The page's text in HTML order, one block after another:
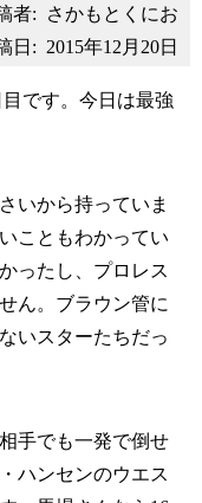
者: さかもとくにお
日: 2015年12月20日
目です。今日は最強
いから持っていま
こともわかってい
ったし、プロレス
ん。ブラウン管に
いスターたちだっ
手でも一発で倒せ
ハンセンのウエス